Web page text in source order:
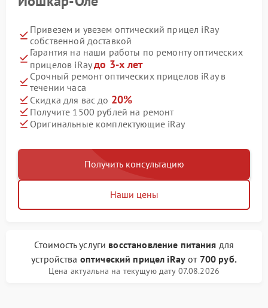
Привезем и увезем оптический прицел iRay
собственной доставкой
Гарантия на наши работы по ремонту оптических
прицелов iRayдо 3-х лет
Срочный ремонт оптических прицелов iRay в
течении часа
Скидка для вас до 20%
Получите 1500 рублей на ремонт
Оригинальные комплектующие iRay
Получить консультацию
Наши цены
Стоимость услуги восстановление питания для
устройства оптический прицел iRay от 700 руб.
Цена актуальна на текущую дату 07.08.2026